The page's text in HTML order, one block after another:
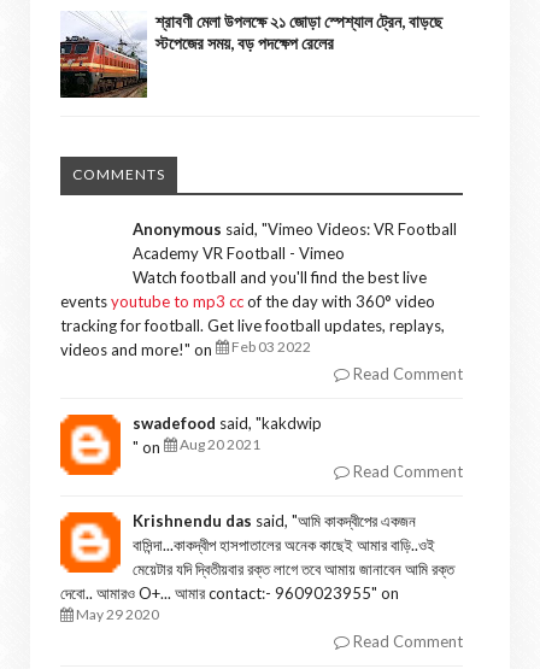
শ্রাবণী মেলা উপলক্ষে ২১ জোড়া স্পেশ্যাল ট্রেন, বাড়ছে
স্টপেজের সময়, বড় পদক্ষেপ রেলের
COMMENTS
Anonymous said, "Vimeo Videos: VR Football
Academy VR Football - Vimeo
Watch football and you'll find the best live
eventsyoutube to mp3 ccof the day with 360° video
tracking for football. Get live football updates, replays,
videos and more!" on Feb 03 2022
Read Comment
swadefood said, "kakdwip
" on
Aug 20 2021
Read Comment
Krishnendu das said, "আমি কাকদ্বীপের একজন
বাসিন্দা...কাকদ্বীপ হাসপাতালের অনেক কাছেই আমার বাড়ি..ওই
মেয়েটার যদি দ্বিতীয়বার রক্ত লাগে তবে আমায় জানাবেন আমি রক্ত
দেবো.. আমারও O+... আমার contact:- 9609023955" on
May 29 2020
Read Comment